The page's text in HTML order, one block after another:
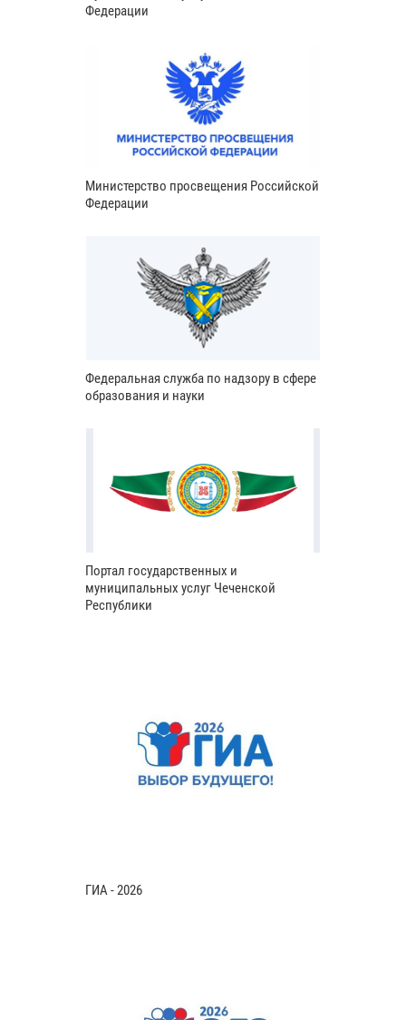
Федерации
Министерство просвещения Российской
Федерации
Федеральная служба по надзору в сфере
образования и науки
Портал государственных и
муниципальных услуг Чеченской
Республики
ГИА - 2026